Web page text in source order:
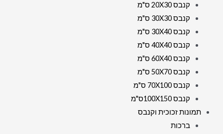
קנבס 20X30 ס"מ
קנבס 30X30 ס"מ
קנבס 30X40 ס"מ
קנבס 40X40 ס"מ
קנבס 60X40 ס"מ
קנבס 50X70 ס"מ
קנבס 70X100 ס"מ
קנבס 100X150ס"מ
תמונות זכוכית וקנבס
ברכות